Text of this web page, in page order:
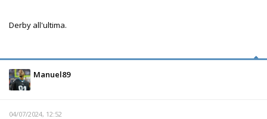
Derby all'ultima.
Manuel89
04/07/2024, 12:52